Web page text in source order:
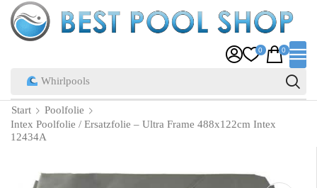
Pool Zubehör
0 0
Start
Poolfolie
Intex Poolfolie / Ersatzfolie – Ultra Frame 488x122cm Intex
12434A